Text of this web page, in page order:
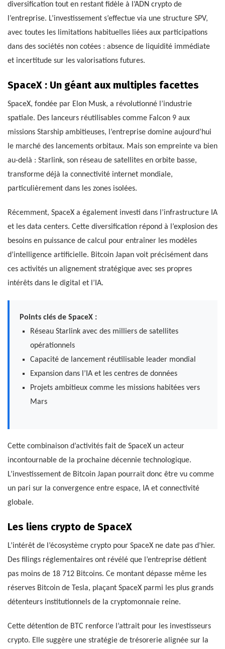
diversification tout en restant fidèle à l’ADN crypto de
l’entreprise. L’investissement s’effectue via une structure SPV,
avec toutes les limitations habituelles liées aux participations
dans des sociétés non cotées : absence de liquidité immédiate
et incertitude sur les valorisations futures.
SpaceX : Un géant aux multiples facettes
SpaceX, fondée par Elon Musk, a révolutionné l’industrie
spatiale. Des lanceurs réutilisables comme Falcon 9 aux
missions Starship ambitieuses, l’entreprise domine aujourd’hui
le marché des lancements orbitaux. Mais son empreinte va bien
au-delà : Starlink, son réseau de satellites en orbite basse,
transforme déjà la connectivité internet mondiale,
particulièrement dans les zones isolées.
Récemment, SpaceX a également investi dans l’infrastructure IA
et les data centers. Cette diversification répond à l’explosion des
besoins en puissance de calcul pour entraîner les modèles
d’intelligence artificielle. Bitcoin Japan voit précisément dans
ces activités un alignement stratégique avec ses propres
intérêts dans le digital et l’IA.
Points clés de SpaceX :
Réseau Starlink avec des milliers de satellites
opérationnels
Capacité de lancement réutilisable leader mondial
Expansion dans l’IA et les centres de données
Projets ambitieux comme les missions habitées vers
Mars
Cette combinaison d’activités fait de SpaceX un acteur
incontournable de la prochaine décennie technologique.
L’investissement de Bitcoin Japan pourrait donc être vu comme
un pari sur la convergence entre espace, IA et connectivité
globale.
Les liens crypto de SpaceX
L’intérêt de l’écosystème crypto pour SpaceX ne date pas d’hier.
Des filings réglementaires ont révélé que l’entreprise détient
pas moins de 18 712 Bitcoins. Ce montant dépasse même les
réserves Bitcoin de Tesla, plaçant SpaceX parmi les plus grands
détenteurs institutionnels de la cryptomonnaie reine.
Cette détention de BTC renforce l’attrait pour les investisseurs
crypto. Elle suggère une stratégie de trésorerie alignée sur la